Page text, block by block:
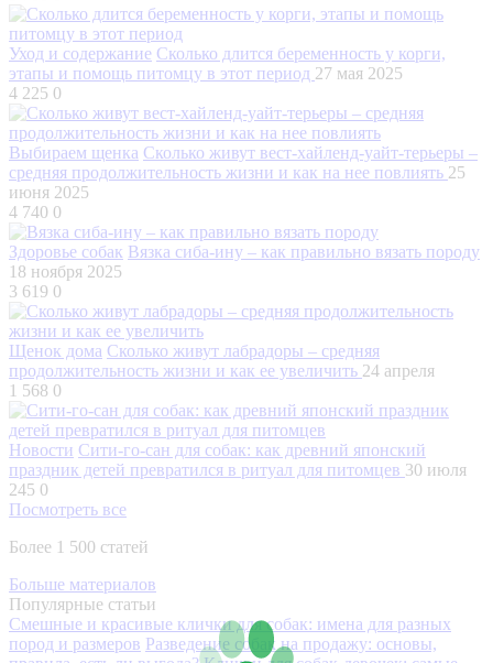
Уход и содержание Сколько длится беременность у корги,
этапы и помощь питомцу в этот период 27 мая 2025
4 225 0
Выбираем щенка Сколько живут вест-хайленд-уайт-терьеры –
средняя продолжительность жизни и как на нее повлиять 25
июня 2025
4 740 0
Здоровье собак Вязка сиба-ину – как правильно вязать породу
18 ноября 2025
3 619 0
Щенок дома Сколько живут лабрадоры – средняя
продолжительность жизни и как ее увеличить 24 апреля
1 568 0
Новости Сити-го-сан для собак: как древний японский
праздник детей превратился в ритуал для питомцев 30 июля
245 0
Посмотреть все
Более 1 500 статей
Больше материалов
Популярные статьи
Смешные и красивые клички для собак: имена для разных
пород и размеров Разведение собак на продажу: основы,